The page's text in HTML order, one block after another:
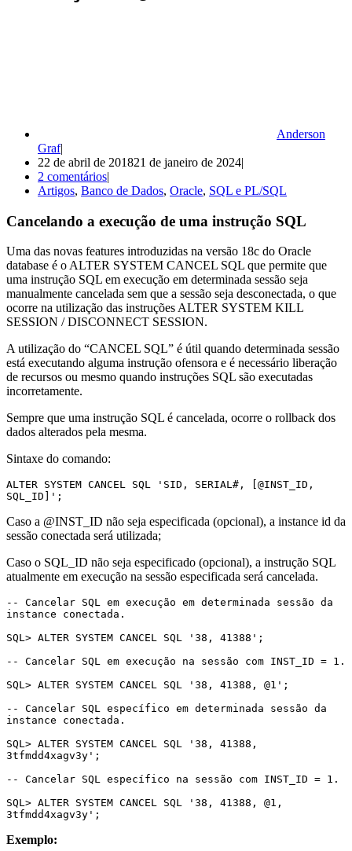
Anderson
Graf
22 de abril de 201821 de janeiro de 2024
2 comentários
Artigos, Banco de Dados, Oracle, SQL e PL/SQL
Cancelando a execução de uma instrução SQL
Uma das novas features introduzidas na versão 18c do Oracle
database é o ALTER SYSTEM CANCEL SQL que permite que
uma instrução SQL em execução em determinada sessão seja
manualmente cancelada sem que a sessão seja desconectada, o que
ocorre na utilização das instruções ALTER SYSTEM KILL
SESSION / DISCONNECT SESSION.
A utilização do “CANCEL SQL” é útil quando determinada sessão
está executando alguma instrução ofensora e é necessário liberação
de recursos ou mesmo quando instruções SQL são executadas
incorretamente.
Sempre que uma instrução SQL é cancelada, ocorre o rollback dos
dados alterados pela mesma.
Sintaxe do comando:
ALTER SYSTEM CANCEL SQL 'SID, SERIAL#, [@INST_ID,
SQL_ID]';
Caso a @INST_ID não seja especificada (opcional), a instance id da
sessão conectada será utilizada;
Caso o SQL_ID não seja especificado (opcional), a instrução SQL
atualmente em execução na sessão especificada será cancelada.
-- Cancelar SQL em execução em determinada sessão da
instance conectada.
SQL> ALTER SYSTEM CANCEL SQL '38, 41388';
-- Cancelar SQL em execução na sessão com INST_ID = 1.
SQL> ALTER SYSTEM CANCEL SQL '38, 41388, @1';
-- Cancelar SQL específico em determinada sessão da
instance conectada.
SQL> ALTER SYSTEM CANCEL SQL '38, 41388,
3tfmdd4xagv3y';
-- Cancelar SQL específico na sessão com INST_ID = 1.
SQL> ALTER SYSTEM CANCEL SQL '38, 41388, @1,
3tfmdd4xagv3y';
Exemplo: